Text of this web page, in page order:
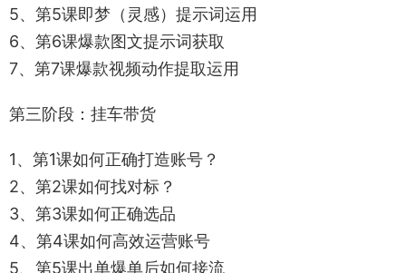
5、第5课即梦（灵感）提示词运用
6、第6课爆款图文提示词获取
7、第7课爆款视频动作提取运用
第三阶段：挂车带货
1、第1课如何正确打造账号？
2、第2课如何找对标？
3、第3课如何正确选品
4、第4课如何高效运营账号
5、第5课出单爆单后如何接流